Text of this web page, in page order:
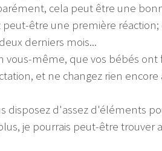
cela peut être une
peut-être une première
derniers mois...
vous-même, que vos bébés
et ne changez rien
disposez d'assez d'éléments
je pourrais peut-être trouver